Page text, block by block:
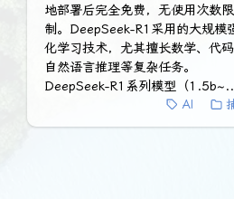
地部署后完全免费，无使用次数限
制。DeepSeek-R1采用的大规模
化学习技术，尤其擅长数学、代
自然语言推理等复杂任务。
DeepSeek-R1系列模型（
AI